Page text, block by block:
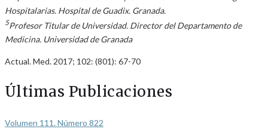
Hospitalarias. Hospital de Guadix. Granada.
5Profesor Titular de Universidad. Director del Departamento de
Medicina. Universidad de Granada
Actual. Med. 2017; 102: (801): 67-70
Últimas Publicaciones
Volumen 111. Número 822